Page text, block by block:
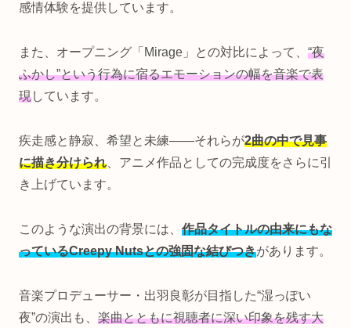
感情体験を提供しています。
また、オープニング「Mirage」との対比によって、 “夜
ふかし”という行為に宿るエモーションの幅を音楽で表
現しています。
疾走感と静寂、希望と未練――それらが2曲の中で見事
に描き分けられ 、アニメ作品としての完成度をさらに引
き上げています。
このような演出の背景には、 作品タイトルの由来にもな
っているCreepy Nutsとの強固な結びつきがあります。
音楽プロデューサー・出羽良彰が目指した“湿っぽい
夜”の演出も、 楽曲とともに視聴者に深い印象を残す大